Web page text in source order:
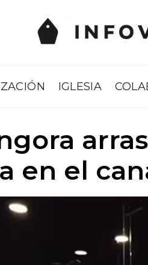
IGLESIA
en el